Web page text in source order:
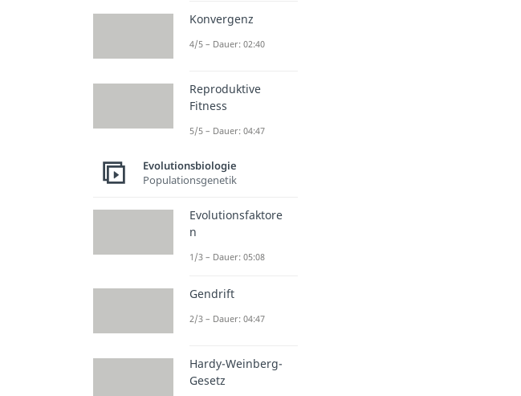
Konvergenz
4/5 – Dauer: 02:40
Reproduktive
Fitness
5/5 – Dauer: 04:47
Evolutionsbiologie
Populationsgenetik
Evolutionsfaktore
n
1/3 – Dauer: 05:08
Gendrift
2/3 – Dauer: 04:47
Hardy-Weinberg-
Gesetz